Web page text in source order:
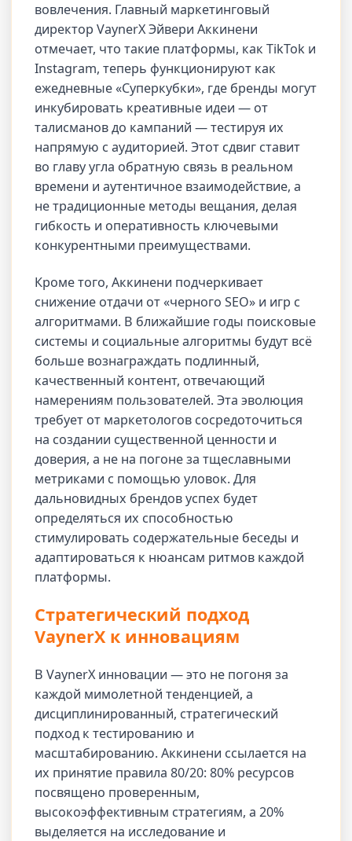
вовлечения. Главный маркетинговый
директор VaynerX Эйвери Аккинени
отмечает, что такие платформы, как TikTok и
Instagram, теперь функционируют как
ежедневные «Суперкубки», где бренды могут
инкубировать креативные идеи — от
талисманов до кампаний — тестируя их
напрямую с аудиторией. Этот сдвиг ставит
во главу угла обратную связь в реальном
времени и аутентичное взаимодействие, а
не традиционные методы вещания, делая
гибкость и оперативность ключевыми
конкурентными преимуществами.
Кроме того, Аккинени подчеркивает
снижение отдачи от «черного SEO» и игр с
алгоритмами. В ближайшие годы поисковые
системы и социальные алгоритмы будут всё
больше вознаграждать подлинный,
качественный контент, отвечающий
намерениям пользователей. Эта эволюция
требует от маркетологов сосредоточиться
на создании существенной ценности и
доверия, а не на погоне за тщеславными
метриками с помощью уловок. Для
дальновидных брендов успех будет
определяться их способностью
стимулировать содержательные беседы и
адаптироваться к нюансам ритмов каждой
платформы.
Стратегический подход
VaynerX к инновациям
В VaynerX инновации — это не погоня за
каждой мимолетной тенденцией, а
дисциплинированный, стратегический
подход к тестированию и
масштабированию. Аккинени ссылается на
их принятие правила 80/20: 80% ресурсов
посвящено проверенным,
высокоэффективным стратегиям, а 20%
выделяется на исследование и